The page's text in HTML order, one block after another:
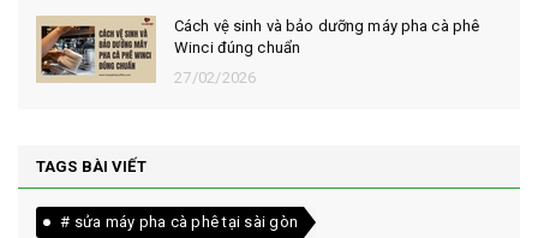
Cách vệ sinh và bảo dưỡng máy pha cà phê
Winci đúng chuẩn
27/02/2026
TAGS BÀI VIẾT
# sửa máy pha cà phê tại sài gòn